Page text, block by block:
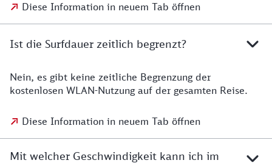
Diese Information in neuem Tab öffnen
Ist die Surfdauer zeitlich begrenzt?
Nein, es gibt keine zeitliche Begrenzung der
kostenlosen WLAN-Nutzung auf der gesamten Reise.
Diese Information in neuem Tab öffnen
Mit welcher Geschwindigkeit kann ich im